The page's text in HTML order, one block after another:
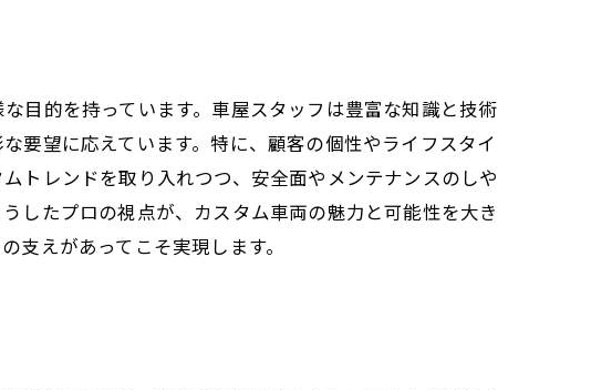
目的を持っています。車屋スタッフは豊富な知識と技術
要望に応えています。特に、顧客の個性やライフスタイ
トレンドを取り入れつつ、安全面やメンテナンスのしや
したプロの視点が、カスタム車両の魅力と可能性を大き
支えがあってこそ実現します。